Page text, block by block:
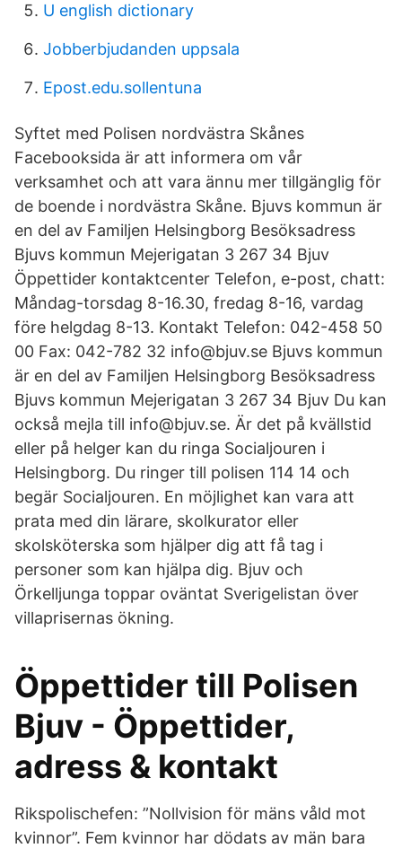
U english dictionary
Jobberbjudanden uppsala
Epost.edu.sollentuna
Syftet med Polisen nordvästra Skånes
Facebooksida är att informera om vår
verksamhet och att vara ännu mer tillgänglig för
de boende i nordvästra Skåne. Bjuvs kommun är
en del av Familjen Helsingborg Besöksadress
Bjuvs kommun Mejerigatan 3 267 34 Bjuv
Öppettider kontaktcenter Telefon, e-post, chatt:
Måndag-torsdag 8-16.30, fredag 8-16, vardag
före helgdag 8-13. Kontakt Telefon: 042-458 50
00 Fax: 042-782 32 info@bjuv.se Bjuvs kommun
är en del av Familjen Helsingborg Besöksadress
Bjuvs kommun Mejerigatan 3 267 34 Bjuv Du kan
också mejla till info@bjuv.se. Är det på kvällstid
eller på helger kan du ringa Socialjouren i
Helsingborg. Du ringer till polisen 114 14 och
begär Socialjouren. En möjlighet kan vara att
prata med din lärare, skolkurator eller
skolsköterska som hjälper dig att få tag i
personer som kan hjälpa dig. Bjuv och
Örkelljunga toppar oväntat Sverigelistan över
villaprisernas ökning.
Öppettider till Polisen
Bjuv - Öppettider,
adress & kontakt
Rikspolischefen: ”Nollvision för mäns våld mot
kvinnor”. Fem kvinnor har dödats av män bara